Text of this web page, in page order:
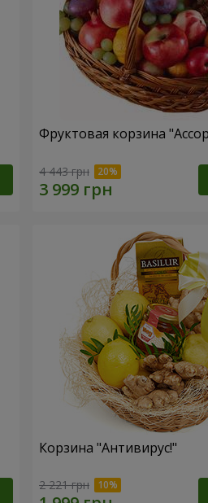
Фруктовая корзина
4 443 грн
Корзина "Антивирус!"
2 221 грн